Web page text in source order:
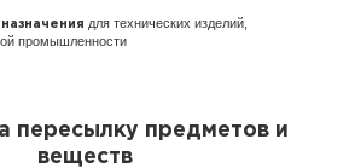
для технических изделий,
промышленности
пересылку предметов и
веществ